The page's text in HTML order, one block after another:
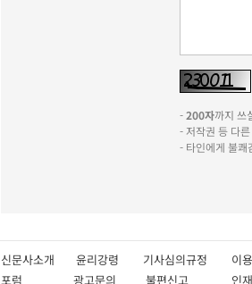
-200자까지
- 저작권 등 다
- 타인에게 불쾌
신문사소개 윤리강령 기사심의규정 이
포럼
광고문의 불편신고 인